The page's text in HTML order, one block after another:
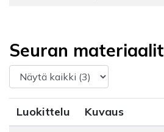
Seuran materiaalit
Luokittelu Kuvaus